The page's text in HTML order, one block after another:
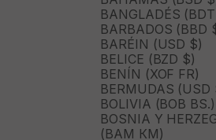
BANGLADÉS (BDT
BARBADOS (BBD
BARÉIN (USD $)
BELICE (BZD $)
BENÍN (XOF FR)
BERMUDAS (USD
BOLIVIA (BOB BS.)
BOSNIA Y
(BAM КМ)